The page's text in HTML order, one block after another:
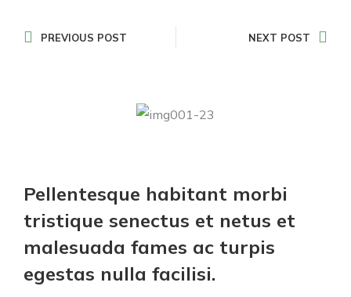
Pellentesque habitant morbi
tristique senectus et netus et
malesuada fames ac turpis
egestas nulla facilisi.
PREVIOUS POST NEXT POST